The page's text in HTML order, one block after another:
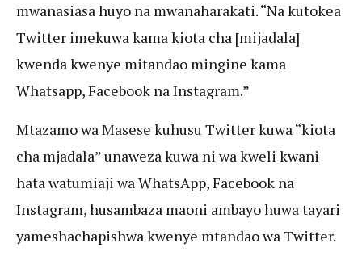
mwanasiasa huyo na mwanaharakati. “Na kutokea
Twitter imekuwa kama kiota cha [mijadala]
kwenda kwenye mitandao mingine kama
Whatsapp, Facebook na Instagram.”
Mtazamo wa Masese kuhusu Twitter kuwa “kiota
cha mjadala” unaweza kuwa ni wa kweli kwani
hata watumiaji wa WhatsApp, Facebook na
Instagram, husambaza maoni ambayo huwa tayari
yameshachapishwa kwenye mtandao wa Twitter.